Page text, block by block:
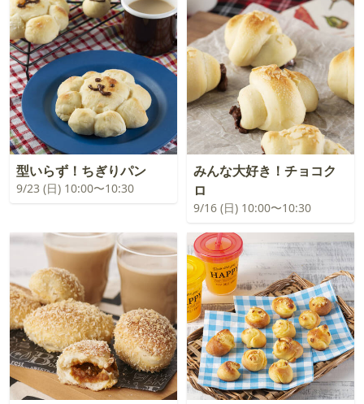
型いらず！ちぎりパン
9/23 (日) 10:00〜10:30
みんな大好き！チョコク
ロ
9/16 (日) 10:00〜10:30